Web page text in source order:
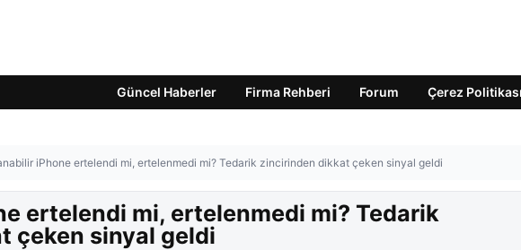
Güncel Haberler Firma Rehberi Forum Çerez Politikası
iPhone ertelendi mi, ertelenmedi mi? Tedarik zincirinden dikkat çeken sinyal geldi
ertelendi mi, ertelenmedi mi? Tedarik
çeken sinyal geldi